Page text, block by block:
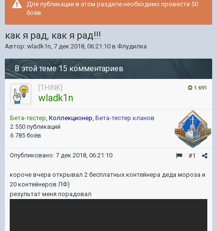
Для публикации в этом разделе необходимо провести 50
боёв.
как я рад, как я рад!!!
Автор: wladk1n, 7 дек 2018, 06:21:10 в Флудилка
В этой теме 15 комментариев
1 691
[THINK]
wladk1n
Бета-тестер, Коллекционер, Бета-тестер кланов
2 550 публикаций
6 785 боёв
#1
Опубликовано: 7 дек 2018, 06:21:10
короче вчера открывал 2 бесплатных контейнера деда мороза и
20 контейнеров ЛФ)
результат меня порадовал